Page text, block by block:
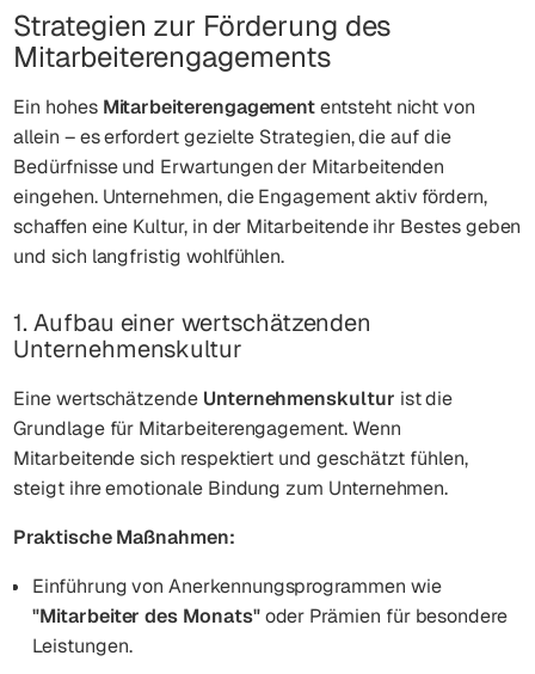
Strategien zur Förderung des
Mitarbeiterengagements
Ein hohes Mitarbeiterengagemententsteht nicht von
allein – es erfordert gezielte Strategien, die auf die
Bedürfnisse und Erwartungen der Mitarbeitenden
eingehen. Unternehmen, die Engagement aktiv fördern,
schaffen eine Kultur, in der Mitarbeitende ihr Bestes geben
und sich langfristig wohlfühlen.
1. Aufbau einer wertschätzenden
Unternehmenskultur
Eine wertschätzende Unternehmenskultur ist die
Grundlage für Mitarbeiterengagement. Wenn
Mitarbeitende sich respektiert und geschätzt fühlen,
steigt ihre emotionale Bindung zum Unternehmen.
Praktische Maßnahmen:
Einführung von Anerkennungsprogrammen wie
"Mitarbeiter des Monats"oder Prämien für besondere
Leistungen.